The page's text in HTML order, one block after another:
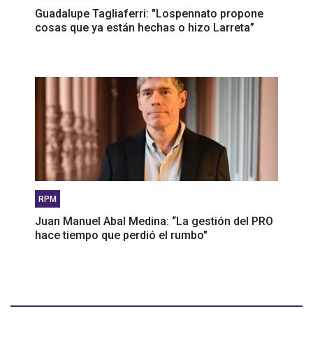
Guadalupe Tagliaferri: "Lospennato propone
cosas que ya están hechas o hizo Larreta”
RPM
Juan Manuel Abal Medina: “La gestión del PRO
hace tiempo que perdió el rumbo"